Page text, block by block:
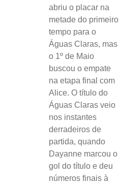
abriu o placar na
metade do primeiro
tempo para o
Águas Claras, mas
o 1º de Maio
buscou o empate
na etapa final com
Alice. O título do
Águas Claras veio
nos instantes
derradeiros de
partida, quando
Dayanne marcou o
gol do título e deu
números finais à